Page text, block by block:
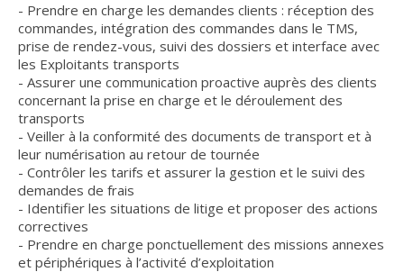
- Prendre en charge les demandes clients : réception des
commandes, intégration des commandes dans le TMS,
prise de rendez-vous, suivi des dossiers et interface avec
les Exploitants transports
- Assurer une communication proactive auprès des clients
concernant la prise en charge et le déroulement des
transports
- Veiller à la conformité des documents de transport et à
leur numérisation au retour de tournée
- Contrôler les tarifs et assurer la gestion et le suivi des
demandes de frais
- Identifier les situations de litige et proposer des actions
correctives
- Prendre en charge ponctuellement des missions annexes
et périphériques à l’activité d’exploitation